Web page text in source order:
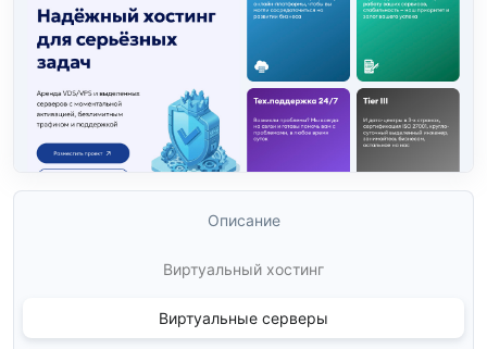
Описание
Виртуальный хостинг
Виртуальные серверы